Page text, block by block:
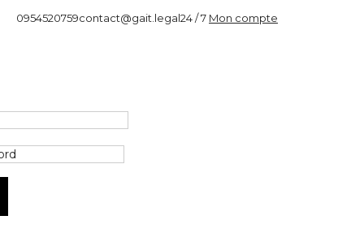
0954520759contact@gait.legal24 / 7 Mon compte